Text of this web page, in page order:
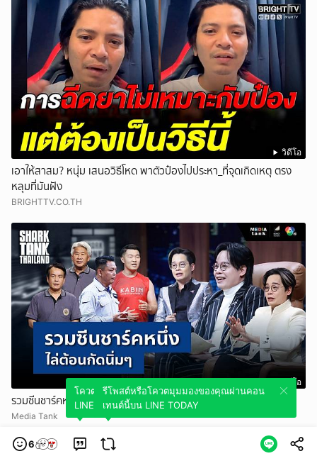
วิดีโอ
เอาให้สาสม? หนุ่ม เสนอวิธีโหด พาตัวป๋องไปประหา_ที่จุดเกิดเหตุ ตรง
หลุมที่มันฝัง
BRIGHTTV.CO.TH
วิดีโอ
รวมซีนชาร์คหนึ่งไล่ต้อนกัดนิ่มๆ | Shark Tank Re_Scene_EP.72
Media Tank
6
โควตมุมมองของคุณผ่านคอนเทนต์นี้บน
LINE TODAY
รีโพสต์หรือโควตมุมมองของคุณผ่านคอน
เทนต์นี้บน LINE TODAY